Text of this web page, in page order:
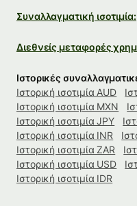
Συναλλαγματική ισοτιμία:
Διεθνείς μεταφορές
Ιστορικές
Ιστορική ισοτιμία AUD
Ιστορική ισοτιμία MXN
Ιστορική ισοτιμία JPY
Ιστορική ισοτιμία INR
Ιστορική ισοτιμία ZAR
Ιστορική ισοτιμία USD
Ιστορική ισοτιμία IDR